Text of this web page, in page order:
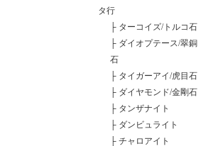
タ行
├ ターコイズ/トルコ石
├ ダイオプテース/翠銅
石
├ タイガーアイ/虎目石
├ ダイヤモンド/金剛石
├ タンザナイト
├ ダンビュライト
├ チャロアイト